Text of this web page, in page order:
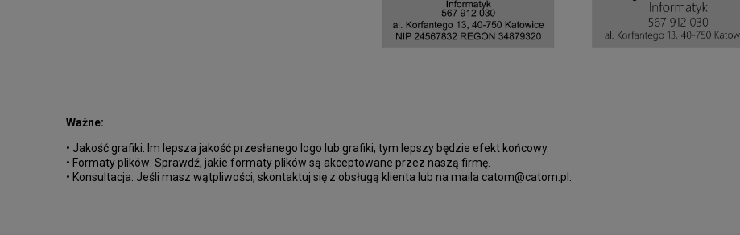
Ważne:
• Jakość grafiki: Im lepsza jakość przesłanego logo lub grafiki, tym lepszy będzie efekt końcowy.
• Formaty plików: Sprawdź, jakie formaty plików są akceptowane przez naszą firmę.
• Konsultacja: Jeśli masz wątpliwości, skontaktuj się z obsługą klienta lub na maila catom@catom.pl.